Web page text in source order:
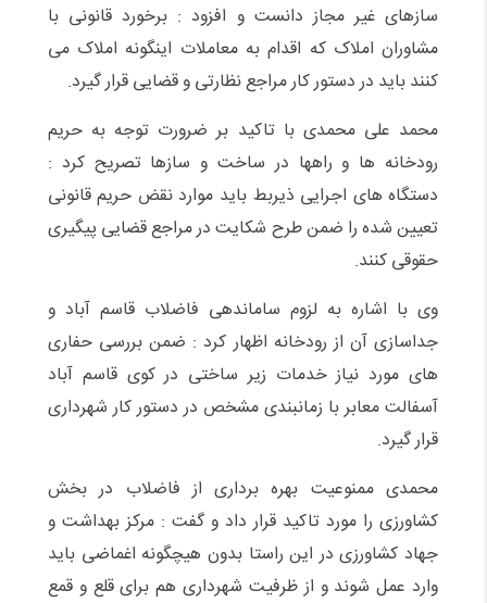
سازهای غیر مجاز دانست و افزود : برخورد قانونی با
مشاوران املاک که اقدام به معاملات اینگونه املاک می
کنند باید در دستور کار مراجع نظارتی و قضایی قرار گیرد.
محمد علی محمدی با تاکید بر ضرورت توجه به حریم
رودخانه ها و راهها در ساخت و سازها تصریح کرد :
دستگاه های اجرایی ذیربط باید موارد نقض حریم قانونی
تعیین شده را ضمن طرح شکایت در مراجع قضایی پیگیری
حقوقی کنند.
وی با اشاره به لزوم ساماندهی فاضلاب قاسم آباد و
جداسازی آن از رودخانه اظهار کرد : ضمن بررسی حفاری
های مورد نیاز خدمات زیر ساختی در کوی قاسم آباد
آسفالت معابر با زمانبندی مشخص در دستور کار شهرداری
قرار گیرد.
محمدی ممنوعیت بهره برداری از فاضلاب در بخش
کشاورزی را مورد تاکید قرار داد و گفت : مرکز بهداشت و
جهاد کشاورزی در این راستا بدون هیچگونه اغماضی باید
وارد عمل شوند و از ظرفیت شهرداری هم برای قلع و قمع